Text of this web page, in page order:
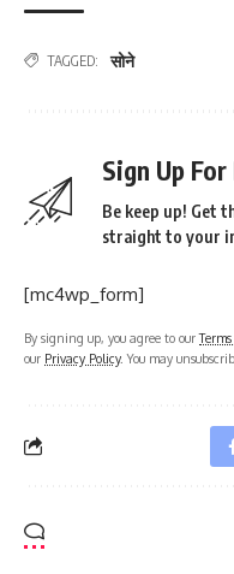
TAGGED: सोने
Sign Up
Be keep up! Get
straight to your
[mc4wp_form]
By signing up, you agree to our
our Privacy Policy. You may